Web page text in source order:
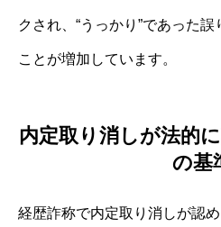
クされ、“うっかり”であった
ことが増加しています。
内定取り消しが法的
の基
経歴詐称で内定取り消しが認